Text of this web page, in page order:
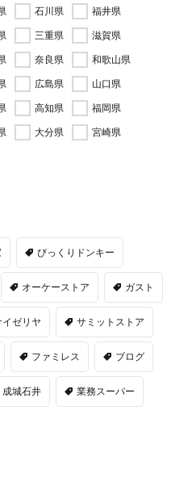
石川県
福井県
三重県
滋賀県
奈良県
和歌山県
広島県
山口県
高知県
福岡県
大分県
宮崎県
びっくりドンキー
オーケーストア ガスト
イゼリヤ サミットストア
ファミレス ブログ
成城石井 業務スーパー